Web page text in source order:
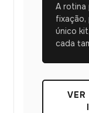
A rotina
fixação,
único
cada
VER